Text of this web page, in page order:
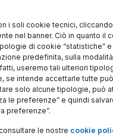
i soli cookie tecnici, cliccando
nel banner. Ciò in quanto il
di cookie “statistiche” e
predefinita, sulla modalità
useremo tali ulteriori
se intende accettarle tutte
solo alcune tipologie, può
le preferenze” e quindi
preferenze”.
le nostre cookie